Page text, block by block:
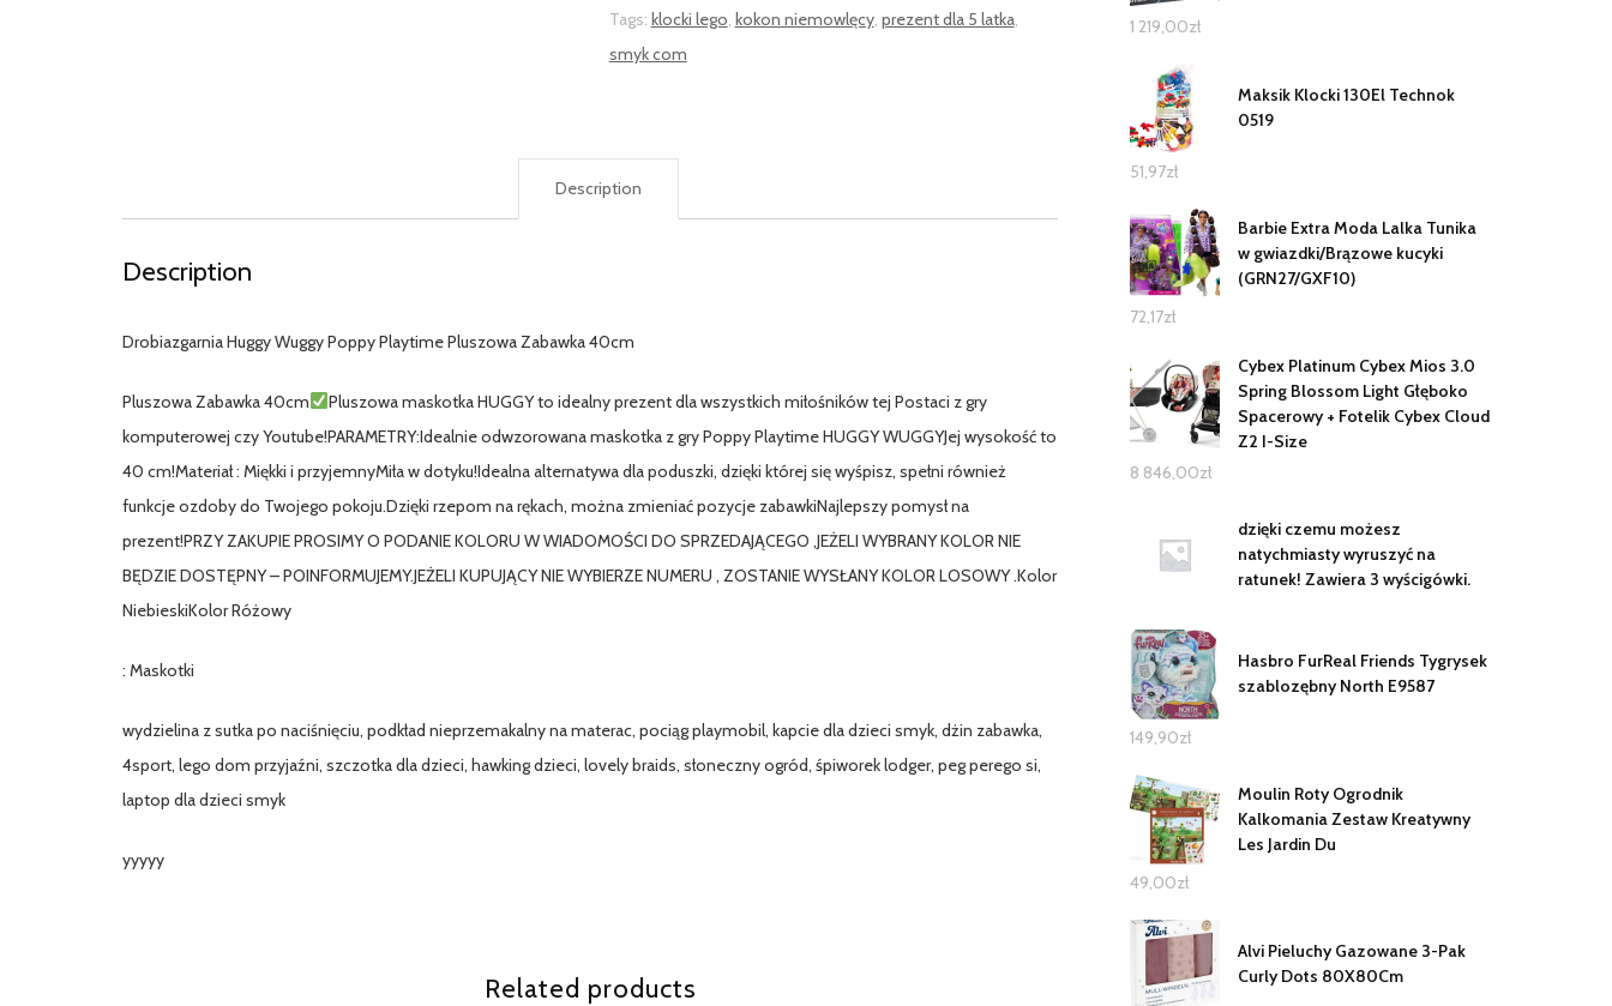
Tags: klocki lego, kokon niemowlęcy, prezent dla 5 latka,
smyk com
Description
Description
Drobiazgarnia Huggy Wuggy Poppy Playtime Pluszowa Zabawka 40cm
Pluszowa Zabawka 40cm
Pluszowa maskotka HUGGY to idealny prezent dla wszystkich miłośników tej Postaci z gry
komputerowej czy Youtube!PARAMETRY:Idealnie odwzorowana maskotka z gry Poppy Playtime HUGGY WUGGYJej wysokość to
40 cm!Materiał : Miękki i przyjemnyMiła w dotyku!Idealna alternatywa dla poduszki, dzięki której się wyśpisz, spełni również
funkcje ozdoby do Twojego pokoju.Dzięki rzepom na rękach, można zmieniać pozycje zabawkiNajlepszy pomysł na
prezent!PRZY ZAKUPIE PROSIMY O PODANIE KOLORU W WIADOMOŚCI DO SPRZEDAJĄCEGO ,JEŻELI WYBRANY KOLOR NIE
BĘDZIE DOSTĘPNY – POINFORMUJEMY.JEŻELI KUPUJĄCY NIE WYBIERZE NUMERU , ZOSTANIE WYSŁANY KOLOR LOSOWY .Kolor
NiebieskiKolor Różowy
: Maskotki
wydzielina z sutka po naciśnięciu, podkład nieprzemakalny na materac, pociąg playmobil, kapcie dla dzieci smyk, dżin zabawka,
4sport, lego dom przyjaźni, szczotka dla dzieci, hawking dzieci, lovely braids, słoneczny ogród, śpiworek lodger, peg perego si,
laptop dla dzieci smyk
yyyyy
Related products
1 219,00zł
Maksik Klocki 130El Technok
0519
51,97zł
Barbie Extra Moda Lalka Tunika
w gwiazdki/Brązowe kucyki
(GRN27/GXF10)
72,17zł
Cybex Platinum Cybex Mios 3.0
Spring Blossom Light Głęboko
Spacerowy + Fotelik Cybex Cloud
Z2 I-Size
8 846,00zł
dzięki czemu możesz
natychmiasty wyruszyć na
ratunek! Zawiera 3 wyścigówki.
Hasbro FurReal Friends Tygrysek
szablozębny North E9587
149,90zł
Moulin Roty Ogrodnik
Kalkomania Zestaw Kreatywny
Les Jardin Du
49,00zł
Alvi Pieluchy Gazowane 3-Pak
Curly Dots 80X80Cm